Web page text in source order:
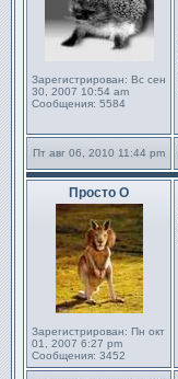
Зарегистрирован: Вс сен
30, 2007 10:54 am
Сообщения: 5584
Пт авг 06, 2010 11:44 pm
Просто О
Зарегистрирован: Пн окт
01, 2007 6:27 pm
Сообщения: 3452